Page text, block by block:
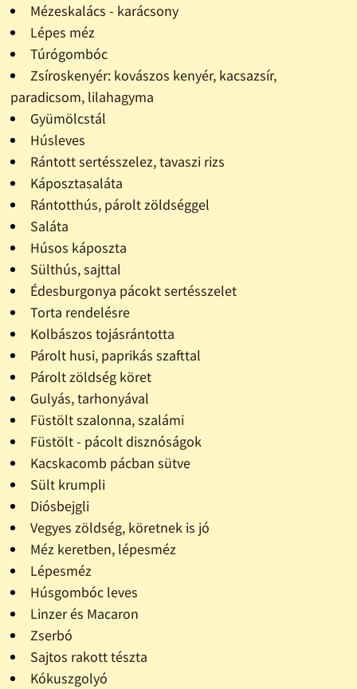
Mézeskalács - karácsony
Lépes méz
Túrógombóc
Zsíroskenyér: kovászos kenyér, kacsazsír,
paradicsom, lilahagyma
Gyümölcstál
Húsleves
Rántott sertésszelez, tavaszi rizs
Káposztasaláta
Rántotthús, párolt zöldséggel
Saláta
Húsos káposzta
Sülthús, sajttal
Édesburgonya pácokt sertésszelet
Torta rendelésre
Kolbászos tojásrántotta
Párolt husi, paprikás szafttal
Párolt zöldség köret
Gulyás, tarhonyával
Füstölt szalonna, szalámi
Füstölt - pácolt disznóságok
Kacskacomb pácban sütve
Sült krumpli
Diósbejgli
Vegyes zöldség, köretnek is jó
Méz keretben, lépesméz
Lépesméz
Húsgombóc leves
Linzer és Macaron
Zserbó
Sajtos rakott tészta
Kókuszgolyó